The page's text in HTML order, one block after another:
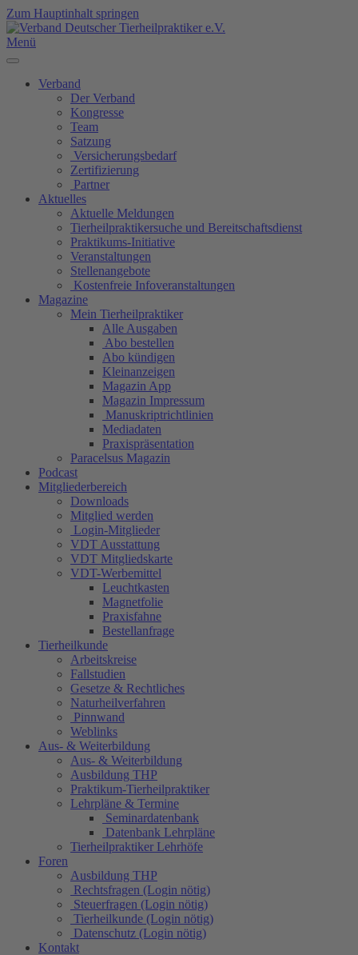
Zum Hauptinhalt springen
Menü
Verband
Der Verband
Kongresse
Team
Satzung
Versicherungsbedarf
Zertifizierung
Partner
Aktuelles
Aktuelle Meldungen
Tierheilpraktikersuche und Bereitschaftsdienst
Praktikums-Initiative
Veranstaltungen
Stellenangebote
Kostenfreie Infoveranstaltungen
Magazine
Mein Tierheilpraktiker
Alle Ausgaben
Abo bestellen
Abo kündigen
Kleinanzeigen
Magazin App
Magazin Impressum
Manuskriptrichtlinien
Mediadaten
Praxispräsentation
Paracelsus Magazin
Podcast
Mitgliederbereich
Downloads
Mitglied werden
Login-Mitglieder
VDT Ausstattung
VDT Mitgliedskarte
VDT-Werbemittel
Leuchtkasten
Magnetfolie
Praxisfahne
Bestellanfrage
Tierheilkunde
Arbeitskreise
Fallstudien
Gesetze & Rechtliches
Naturheilverfahren
Pinnwand
Weblinks
Aus- & Weiterbildung
Aus- & Weiterbildung
Ausbildung THP
Praktikum-Tierheilpraktiker
Lehrpläne & Termine
Seminardatenbank
Datenbank Lehrpläne
Tierheilpraktiker Lehrhöfe
Foren
Ausbildung THP
Rechtsfragen (Login nötig)
Steuerfragen (Login nötig)
Tierheilkunde (Login nötig)
Datenschutz (Login nötig)
Kontakt